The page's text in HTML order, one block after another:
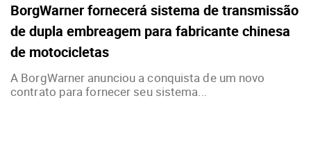
BorgWarner fornecerá sistema de transmissão
de dupla embreagem para fabricante chinesa
de motocicletas
A BorgWarner anunciou a conquista de um novo
contrato para fornecer seu sistema...